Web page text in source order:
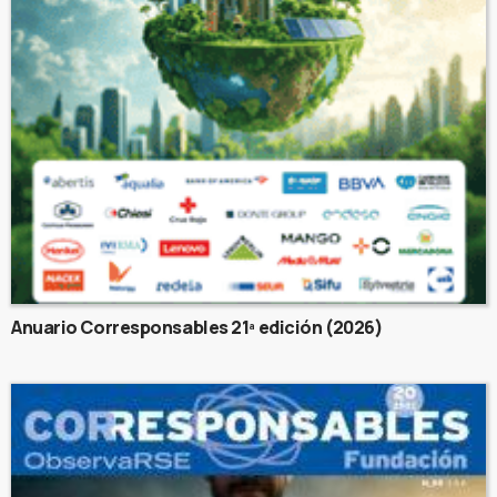
Anuario Corresponsables 21ª edición (2026)